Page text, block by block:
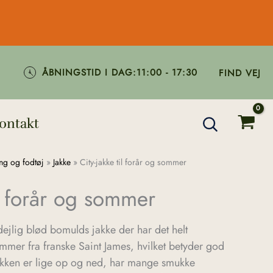
ÅBNINGSTID I DAG:11:00 - 17:30 FIND VEJ
og fodtøj » Jakke » City-jakke til forår og sommer
og sommer
blød bomulds jakke der har det helt
fra franske Saint James, hvilket betyder god
er lige op og ned, har mange smukke